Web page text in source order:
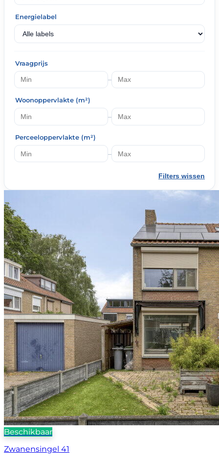
Energielabel
Vraagprijs
–
Woonoppervlakte (m²)
–
Perceeloppervlakte (m²)
–
Filters wissen
Beschikbaar
Zwanensingel 41